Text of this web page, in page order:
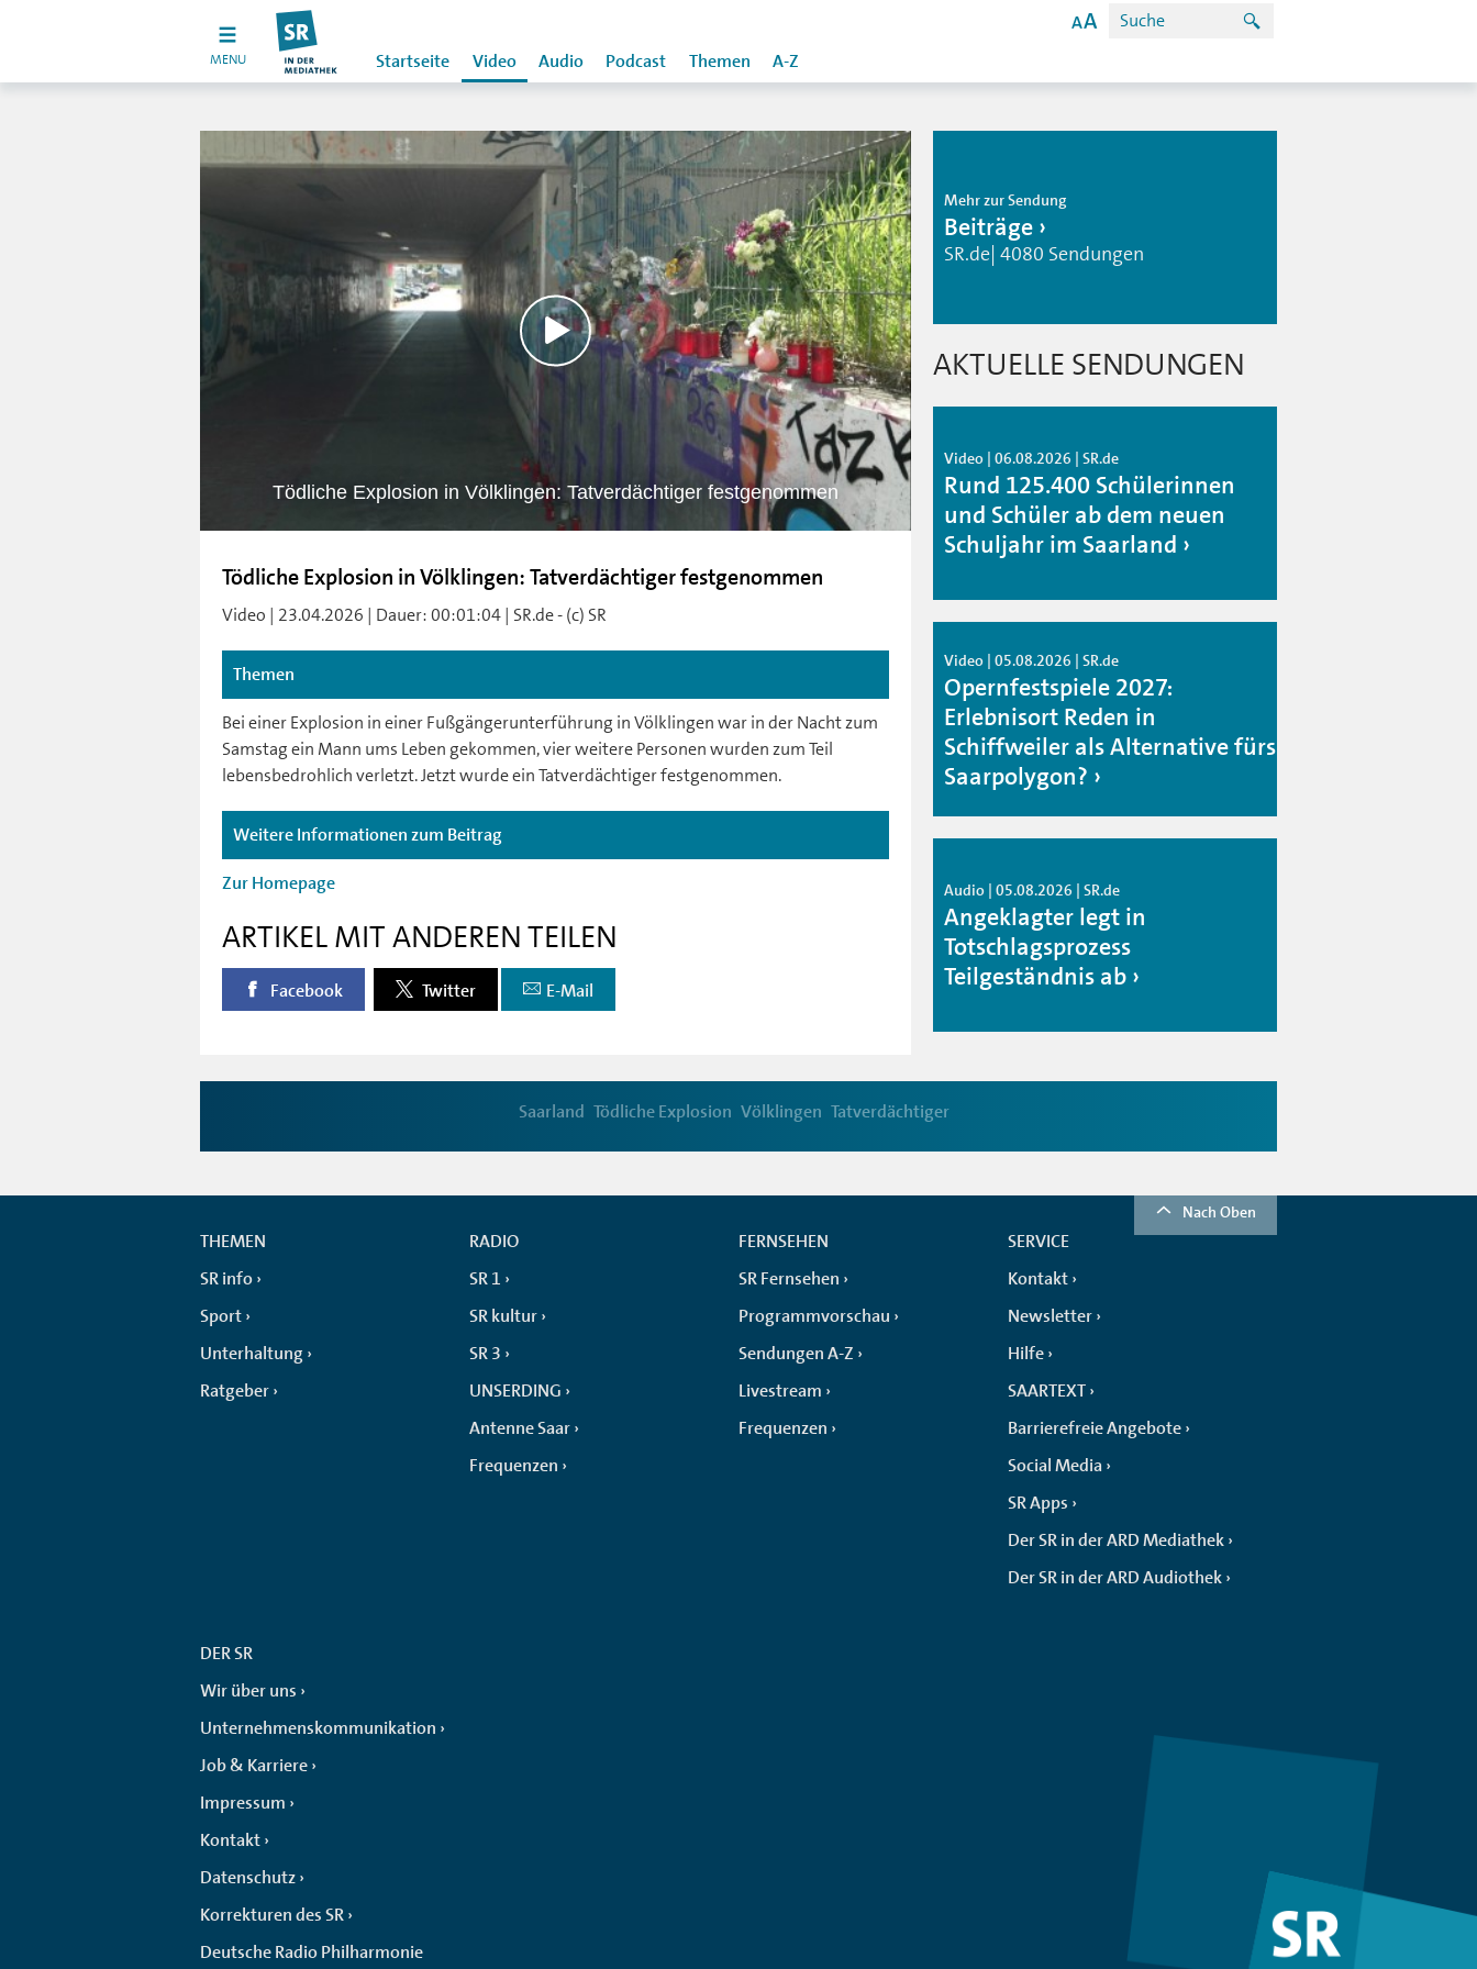
MENU Startseite Video Audio Podcast Themen A-Z
Tödliche Explosion in Völklingen: Tatverdächtiger festgenommen
Tödliche Explosion in Völklingen: Tatverdächtiger festgenommen
Video | 23.04.2026 | Dauer: 00:01:04 | SR.de - (c) SR
Themen
Bei einer Explosion in einer Fußgängerunterführung in Völklingen war in der Nacht zum
Samstag ein Mann ums Leben gekommen, vier weitere Personen wurden zum Teil
lebensbedrohlich verletzt. Jetzt wurde ein Tatverdächtiger festgenommen.
Weitere Informationen zum Beitrag
Zur Homepage
ARTIKEL MIT ANDEREN TEILEN
Facebook Twitter E-Mail
Mehr zur Sendung
Beiträge
SR.de| 4080 Sendungen
AKTUELLE SENDUNGEN
Video | 06.08.2026 | SR.de
Rund 125.400 Schülerinnen
und Schüler ab dem neuen
Schuljahr im Saarland
Video | 05.08.2026 | SR.de
Opernfestspiele 2027:
Erlebnisort Reden in
Schiffweiler als Alternative fürs
Saarpolygon?
Audio | 05.08.2026 | SR.de
Angeklagter legt in
Totschlagsprozess
Teilgeständnis ab
Saarland Tödliche Explosion Völklingen Tatverdächtiger
Nach Oben
THEMEN
SR info
Sport
Unterhaltung
Ratgeber
RADIO
SR 1
SR kultur
SR 3
UNSERDING
Antenne Saar
Frequenzen
FERNSEHEN
SR Fernsehen
Programmvorschau
Sendungen A-Z
Livestream
Frequenzen
SERVICE
Kontakt
Newsletter
Hilfe
SAARTEXT
Barrierefreie Angebote
Social Media
SR Apps
Der SR in der ARD Mediathek
Der SR in der ARD Audiothek
DER SR
Wir über uns
Unternehmenskommunikation
Job & Karriere
Impressum
Kontakt
Datenschutz
Korrekturen des SR
Deutsche Radio Philharmonie